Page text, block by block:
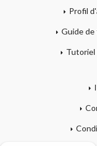
Profil
Guide de
Tutoriel